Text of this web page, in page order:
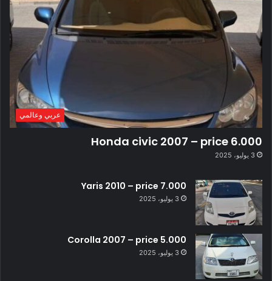
عربي وعالمي
Honda civic 2007 – price 6.000
3 يوليو، 2025
Yaris 2010 – price 7.000
3 يوليو، 2025
Corolla 2007 – price 5.000
3 يوليو، 2025